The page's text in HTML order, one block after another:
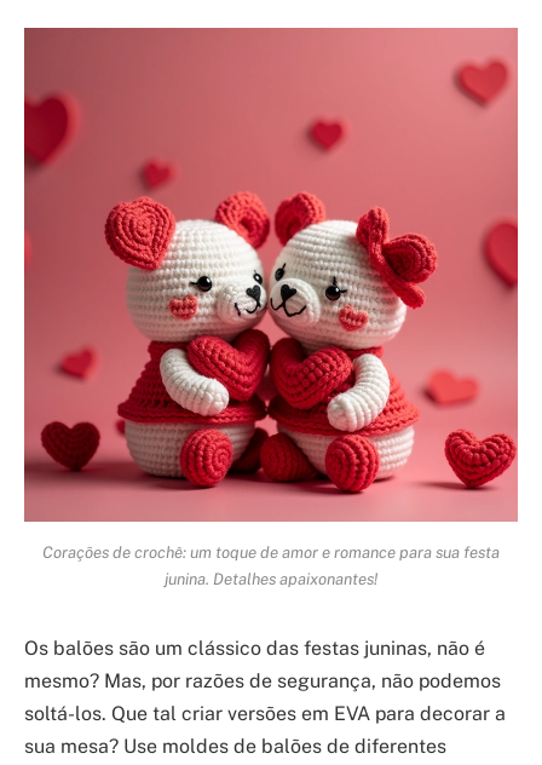
Corações de crochê: um toque de amor e romance para sua festa
junina. Detalhes apaixonantes!
Os balões são um clássico das festas juninas, não é
mesmo? Mas, por razões de segurança, não podemos
soltá-los. Que tal criar versões em EVA para decorar a
sua mesa? Use moldes de balões de diferentes